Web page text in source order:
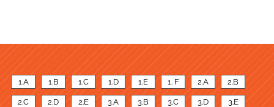
1.A 1.B 1.C 1.D 1.E 1. F 2.A 2.B
2.C 2.D 2.E 3.A 3.B 3.C 3.D 3.E